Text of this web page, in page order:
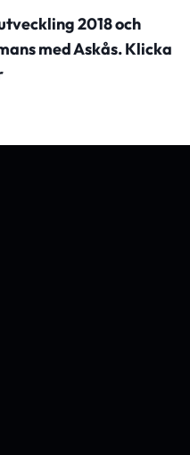
2018 och
med Askås.Klicka